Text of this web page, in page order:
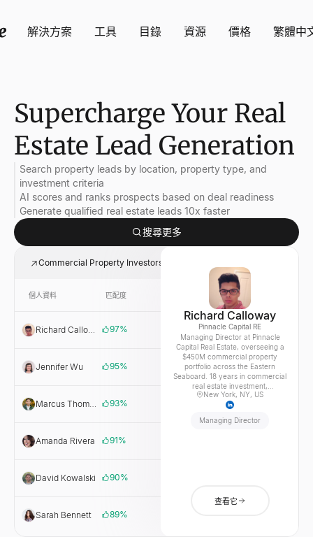
解決方案 工具 目錄 資源 價格 繁體中
Supercharge Your Real
Estate Lead Generation
Search property leads by location, property type, and
investment criteria
AI scores and ranks prospects based on deal readiness
Generate qualified real estate leads 10x faster
搜尋更多
Commercial Property Investors in New York
個人資料 匹配度
Richard Calloway 97%
Pinnacle
Capital RE
Jennifer Wu 95%
Sunrise
Property
Marcus Thompson 93%
Amanda Rivera 91%
David Kowalski 90%
Sarah Bennett 89%
Richard Calloway
Pinnacle Capital RE
Managing Director at Pinnacle
Capital Real Estate, overseeing a
$450M commercial property
portfolio across the Eastern
Seaboard. 18 years in commercial
real estate investment,
specializing in Class A office and
mixed-use acquisitions. Currently
in the $10M-$50M range across
New York, NY, US
Managing Director
查看它